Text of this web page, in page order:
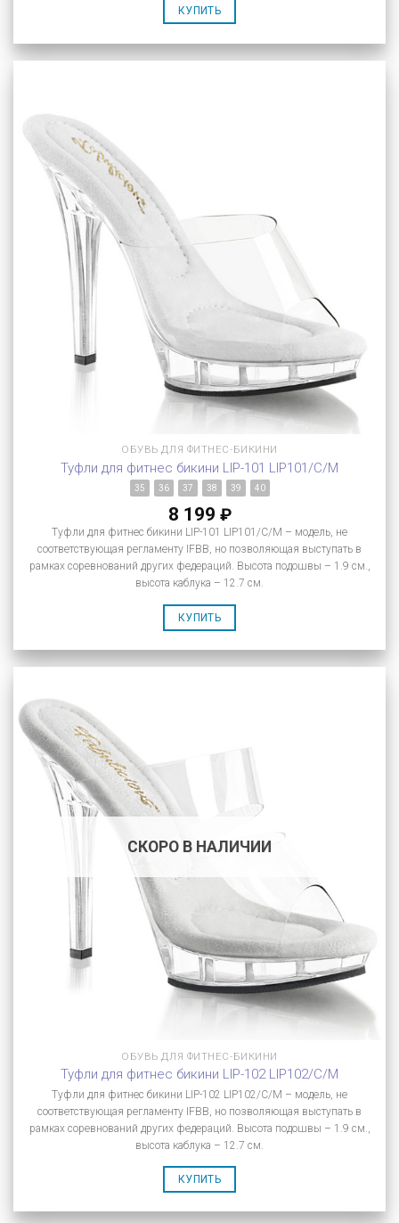
КУПИТЬ
ОБУВЬ ДЛЯ ФИТНЕС-БИКИНИ
Туфли для фитнес бикини LIP-101 LIP101/C/M
35 36 37 38 39 40
8 199 ₽
Туфли для фитнес бикини LIP-101 LIP101/C/M – модель, не
соответствующая регламенту IFBB, но позволяющая выступать в
рамках соревнований других федераций. Высота подошвы – 1.9 см.,
высота каблука – 12.7 см.
КУПИТЬ
СКОРО В НАЛИЧИИ
ОБУВЬ ДЛЯ ФИТНЕС-БИКИНИ
Туфли для фитнес бикини LIP-102 LIP102/C/M
Туфли для фитнес бикини LIP-102 LIP102/C/M – модель, не
соответствующая регламенту IFBB, но позволяющая выступать в
рамках соревнований других федераций. Высота подошвы – 1.9 см.,
высота каблука – 12.7 см.
КУПИТЬ